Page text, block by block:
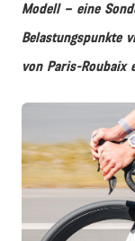
Modell – eine
Belastungspunkte
von Paris-Roubaix